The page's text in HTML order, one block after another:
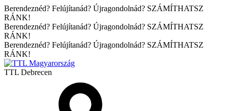
Berendeznéd? Felújítanád? Újragondolnád? SZÁMÍTHATSZ
RÁNK!
Berendeznéd? Felújítanád? Újragondolnád? SZÁMÍTHATSZ
RÁNK!
Berendeznéd? Felújítanád? Újragondolnád? SZÁMÍTHATSZ
RÁNK!
TTL Debrecen